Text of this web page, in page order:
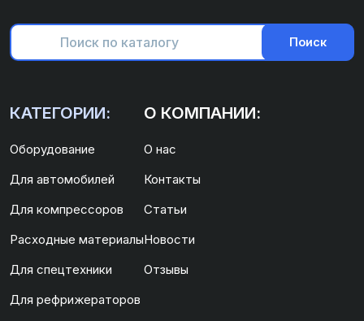
Поиск
КАТЕГОРИИ:
Оборудование
Для автомобилей
Для компрессоров
Расходные материалы
Для спецтехники
Для рефрижераторов
О КОМПАНИИ:
О нас
Контакты
Статьи
Новости
Отзывы